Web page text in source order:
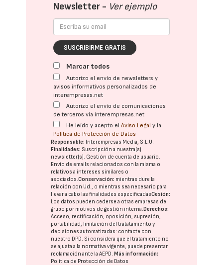
Newsletter - Ver ejemplo
SUSCRIBIRME GRATIS
Marcar todos
Autorizo el envío de newsletters y
avisos informativos personalizados de
interempresas.net
Autorizo el envío de comunicaciones
de terceros vía interempresas.net
He leído y acepto elAviso Legal y la
Política de Protección de Datos
Responsable: Interempresas Media, S.L.U.
Finalidades: Suscripción a nuestra(s)
newsletter(s). Gestión de cuenta de usuario.
Envío de emails relacionados con la misma o
relativos a intereses similares o
asociados.Conservación: mientras dure la
relación con Ud., o mientras sea necesario para
llevar a cabo las finalidades especificadasCesión:
Los datos pueden cederse a otras empresas del
grupo por motivos de gestión interna.Derechos:
Acceso, rectificación, oposición, supresión,
portabilidad, limitación del tratatamiento y
decisiones automatizadas: contacte con
nuestro DPD. Si considera que el tratamiento no
se ajusta a la normativa vigente, puede presentar
reclamación ante laAEPD.Más información:
Política de Protección de Datos